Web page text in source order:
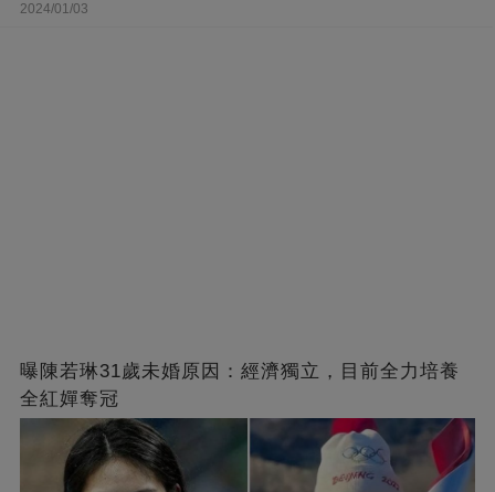
2024/01/03
曝陳若琳31歲未婚原因：經濟獨立，目前全力培養
全紅嬋奪冠